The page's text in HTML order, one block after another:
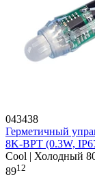
043438
Герметичный
8K-BPT (0.3W,
Cool | Холодный
8912